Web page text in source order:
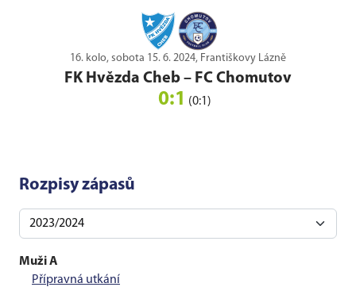
16. kolo, sobota 15. 6. 2024, Františkovy Lázně
FK Hvězda Cheb – FC Chomutov
0:1 (0:1)
Rozpisy zápasů
Muži A
Přípravná utkání